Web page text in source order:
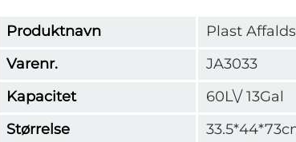
Produktnavn
Plast
Varenr.
JA3033
Kapacitet
60L\/ 13Gal
Størrelse